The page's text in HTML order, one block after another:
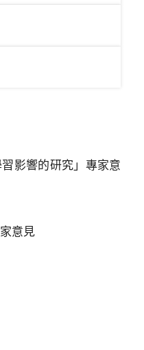
影響的研究」專家意
意見